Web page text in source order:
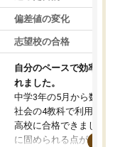
偏差値の変化
志望校の合格
自分のペースで効率よく
れました。
中学3年の5月から数学・
社会の4教科で利用し、
高校に合格できました。
に固められる点が魅力で